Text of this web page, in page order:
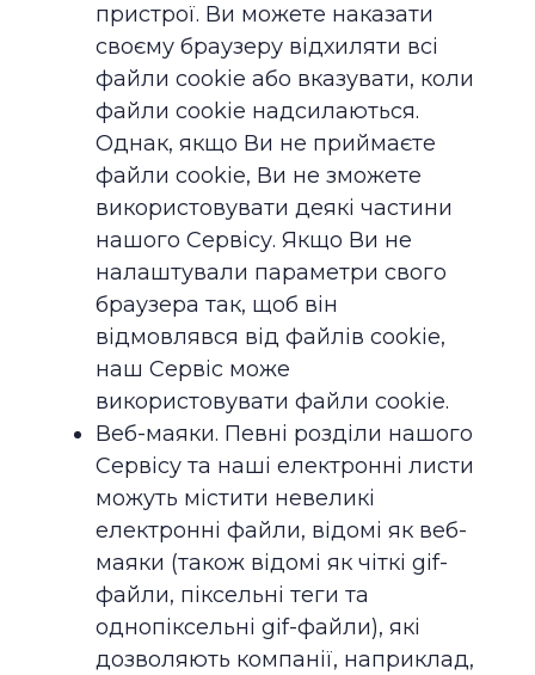
пристрої. Ви можете наказати
своєму браузеру відхиляти всі
файли cookie або вказувати, коли
файли cookie надсилаються.
Однак, якщо Ви не приймаєте
файли cookie, Ви не зможете
використовувати деякі частини
нашого Сервісу. Якщо Ви не
налаштували параметри свого
браузера так, щоб він
відмовлявся від файлів cookie,
наш Сервіс може
використовувати файли cookie.
Веб-маяки. Певні розділи нашого
Сервісу та наші електронні листи
можуть містити невеликі
електронні файли, відомі як веб-
маяки (також відомі як чіткі gif-
файли, піксельні теги та
однопіксельні gif-файли), які
дозволяють компанії, наприклад,